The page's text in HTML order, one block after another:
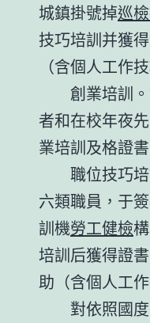
城鎮掛號掉巡
技巧培訓并獲
（含個人工作
創業培訓
者和在校年夜
業培訓及格證
職位技巧
六類職員，于
訓機勞工健檢
培訓后獲得證
助（含個人工
對依照國